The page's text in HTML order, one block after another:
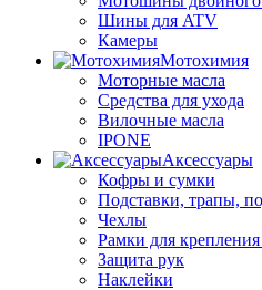
Шины для ATV
Камеры
Мотохимия
Моторные масла
Средства для ухода
Вилочные масла
IPONE
Аксессуары
Кофры и сумки
Подставки, трапы,
Чехлы
Рамки для
Защита рук
Наклейки